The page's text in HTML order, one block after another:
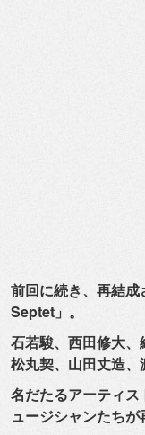
前回に続き、再結
Septet」。
石若駿、西田修大、
松丸契、 山田丈造
名だたるアーティス
ュージシャンたちが